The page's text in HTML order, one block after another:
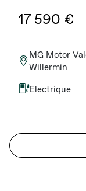
17 590 €
MG Motor
Willermin
Electrique